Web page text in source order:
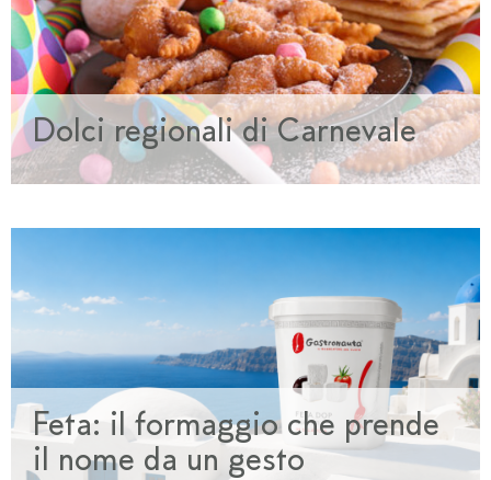
Dolci regionali di Carnevale
Feta: il formaggio che prende
il nome da un gesto